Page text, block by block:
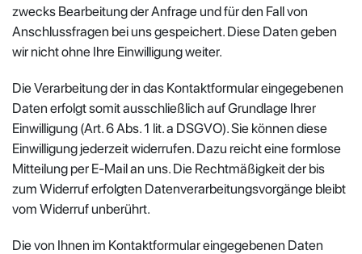
zwecks Bearbeitung der Anfrage und für den Fall von
Anschlussfragen bei uns gespeichert. Diese Daten geben
wir nicht ohne Ihre Einwilligung weiter.
Die Verarbeitung der in das Kontaktformular eingegebenen
Daten erfolgt somit ausschließlich auf Grundlage Ihrer
Einwilligung (Art. 6 Abs. 1 lit. a DSGVO). Sie können diese
Einwilligung jederzeit widerrufen. Dazu reicht eine formlose
Mitteilung per E-Mail an uns. Die Rechtmäßigkeit der bis
zum Widerruf erfolgten Datenverarbeitungsvorgänge bleibt
vom Widerruf unberührt.
Die von Ihnen im Kontaktformular eingegebenen Daten